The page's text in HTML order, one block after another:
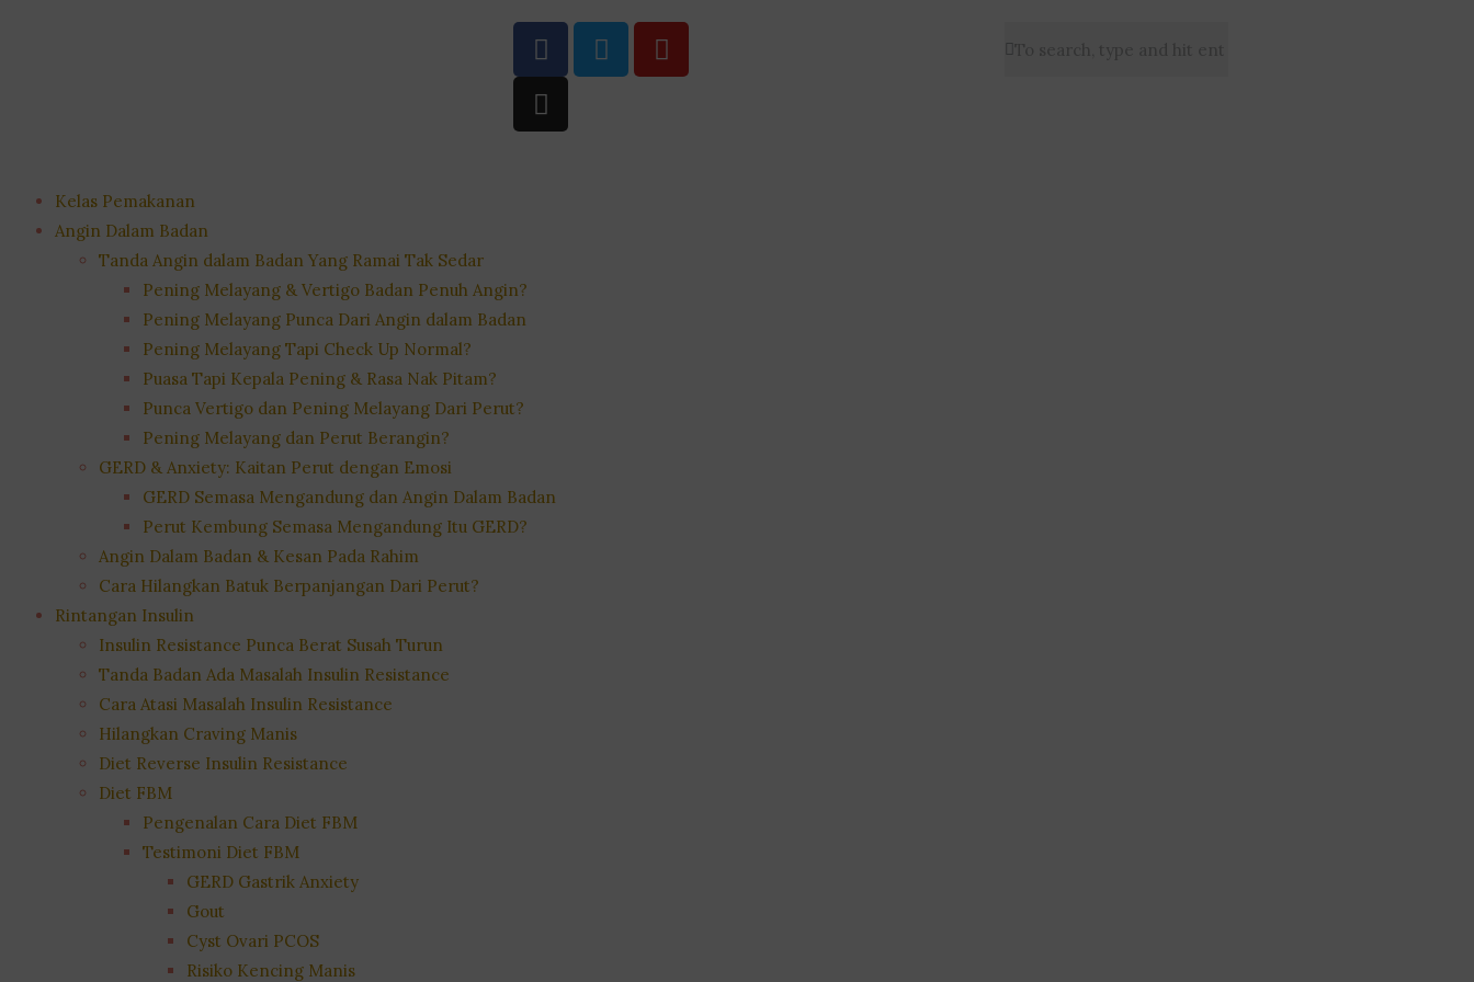
Kelas Pemakanan
Angin Dalam Badan
Tanda Angin dalam Badan Yang Ramai Tak Sedar
Pening Melayang & Vertigo Badan Penuh Angin?
Pening Melayang Punca Dari Angin dalam Badan
Pening Melayang Tapi Check Up Normal?
Puasa Tapi Kepala Pening & Rasa Nak Pitam?
Punca Vertigo dan Pening Melayang Dari Perut?
Pening Melayang dan Perut Berangin?
GERD & Anxiety: Kaitan Perut dengan Emosi
GERD Semasa Mengandung dan Angin Dalam Badan
Perut Kembung Semasa Mengandung Itu GERD?
Angin Dalam Badan & Kesan Pada Rahim
Cara Hilangkan Batuk Berpanjangan Dari Perut?
Rintangan Insulin
Insulin Resistance Punca Berat Susah Turun
Tanda Badan Ada Masalah Insulin Resistance
Cara Atasi Masalah Insulin Resistance
Hilangkan Craving Manis
Diet Reverse Insulin Resistance
Diet FBM
Pengenalan Cara Diet FBM
Testimoni Diet FBM
GERD Gastrik Anxiety
Gout
Cyst Ovari PCOS
Risiko Kencing Manis